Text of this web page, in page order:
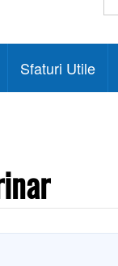
Sfaturi Utile